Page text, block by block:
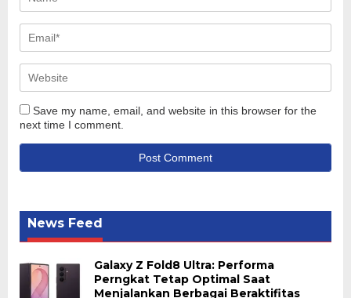
Save my name, email, and website in this browser for the
next time I comment.
News Feed
Galaxy Z Fold8 Ultra: Performa
Perngkat Tetap Optimal Saat
Menjalankan Berbagai Beraktifitas